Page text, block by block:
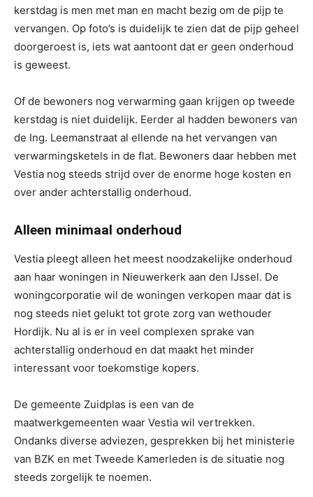
kerstdag is men met man en macht bezig om de pijp te
vervangen. Op foto’s is duidelijk te zien dat de pijp geheel
doorgeroest is, iets wat aantoont dat er geen onderhoud
is geweest.
Of de bewoners nog verwarming gaan krijgen op tweede
kerstdag is niet duidelijk. Eerder al hadden bewoners van
de Ing. Leemanstraat al ellende na het vervangen van
verwarmingsketels in de flat. Bewoners daar hebben met
Vestia nog steeds strijd over de enorme hoge kosten en
over ander achterstallig onderhoud.
Alleen minimaal onderhoud
Vestia pleegt alleen het meest noodzakelijke onderhoud
aan haar woningen in Nieuwerkerk aan den IJssel. De
woningcorporatie wil de woningen verkopen maar dat is
nog steeds niet gelukt tot grote zorg van wethouder
Hordijk. Nu al is er in veel complexen sprake van
achterstallig onderhoud en dat maakt het minder
interessant voor toekomstige kopers.
De gemeente Zuidplas is een van de
maatwerkgemeenten waar Vestia wil vertrekken.
Ondanks diverse adviezen, gesprekken bij het ministerie
van BZK en met Tweede Kamerleden is de situatie nog
steeds zorgelijk te noemen.